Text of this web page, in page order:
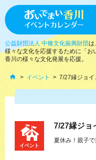
公益財団法人 中條文化振興財団は
様々な文化を応援するために「お
香川の様々な文化発展を応援。
イベント 7/27縁ジョイ
イベント
7/27縁ジョ
夏休み！親子